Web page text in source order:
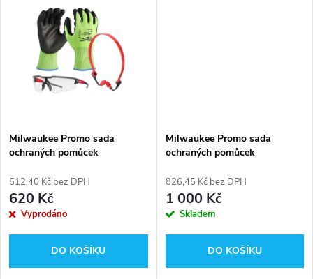
Milwaukee Promo sada
ochraných pomůcek
512,40 Kč bez DPH
620 Kč
Vyprodáno
DO KOŠÍKU
Milwaukee Promo sada
ochraných pomůcek
826,45 Kč bez DPH
1 000 Kč
Skladem
DO KOŠÍKU